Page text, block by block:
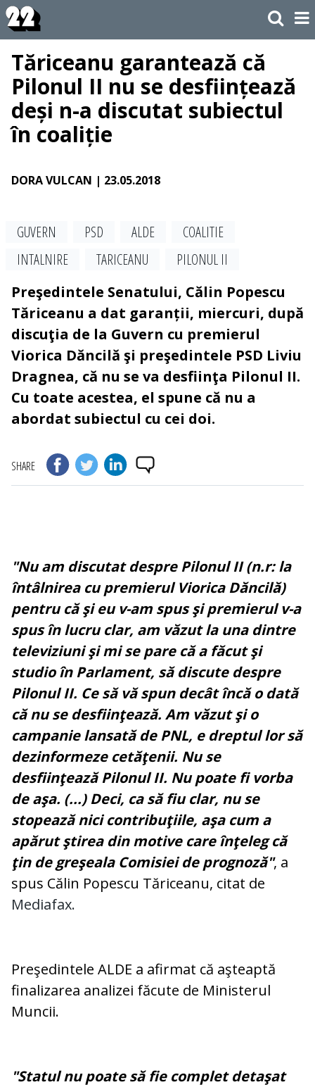
Tăriceanu garantează că
Pilonul II nu se desființează
deși n-a discutat subiectul
în coaliție
DORA VULCAN | 23.05.2018
GUVERN PSD ALDE
COALITIE
INTALNIRE
TARICEANU
PILONUL II
Preşedintele Senatului, Călin Popescu
Tăriceanu a dat garanții, miercuri, după
discuţia de la Guvern cu premierul
Viorica Dăncilă şi preşedintele PSD Liviu
Dragnea, că nu se va desfiinţa Pilonul II.
Cu toate acestea, el spune că nu a
abordat subiectul cu cei doi.
SHARE
"Nu am discutat despre Pilonul II (n.r: la
întâlnirea cu premierul Viorica Dăncilă)
pentru că şi eu v-am spus şi premierul v-a
spus în lucru clar, am văzut la una dintre
televiziuni şi mi se pare că a făcut şi
studio în Parlament, să discute despre
Pilonul II. Ce să vă spun decât încă o dată
că nu se desfiinţează. Am văzut şi o
campanie lansată de PNL, e dreptul lor să
dezinformeze cetăţenii. Nu se
desfiinţează Pilonul II. Nu poate fi vorba
de aşa. (...) Deci, ca să fiu clar, nu se
stopează nici contribuţiile, aşa cum a
apărut ştirea din motive care înţeleg că
ţin de greşeala Comisiei de prognoză", a
spus Călin Popescu Tăriceanu, citat de
Mediafax.
Preşedintele ALDE a afirmat că aşteaptă
finalizarea analizei făcute de Ministerul
Muncii.
"Statul nu poate să fie complet detaşat